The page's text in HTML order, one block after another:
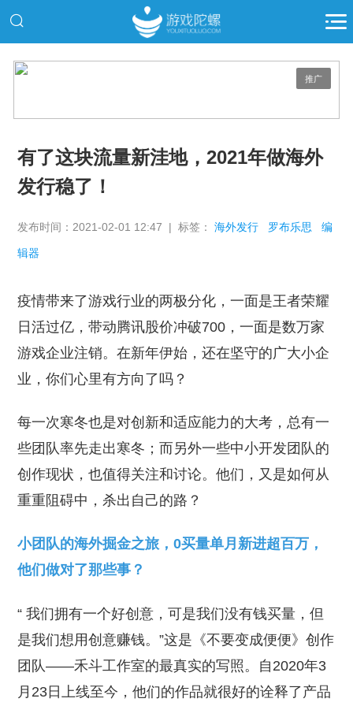
推广
有了这块流量新洼地，2021年做海外
发行稳了！
发布时间：2021-02-01 12:47 | 标签：海外发行 罗布乐思 编
辑器
疫情带来了游戏行业的两极分化，一面是王者荣耀
日活过亿，带动腾讯股价冲破700，一面是数万家
游戏企业注销。在新年伊始，还在坚守的广大小企
业，你们心里有方向了吗？
每一次寒冬也是对创新和适应能力的大考，总有一
些团队率先走出寒冬；而另外一些中小开发团队的
创作现状，也值得关注和讨论。他们，又是如何从
重重阻碍中，杀出自己的路？
小团队的海外掘金之旅，0买量单月新进超百万，
他们做对了那些事？
“ 我们拥有一个好创意，可是我们没有钱买量，但
是我们想用创意赚钱。”这是《不要变成便便》创作
团队——禾斗工作室的最真实的写照。自2020年3
月23日上线至今，他们的作品就很好的诠释了产品